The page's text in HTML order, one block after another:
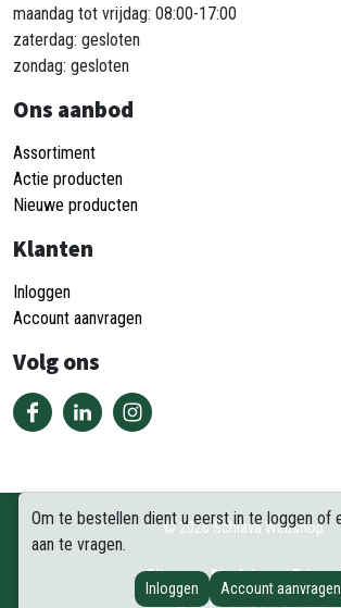
Om te bestellen dient u eerst in te loggen of
aan te vragen.
Inloggen Account aanvragen
maandag tot vrijdag: 08:00-17:00
zaterdag: gesloten
zondag: gesloten
Ons aanbod
Assortiment
Actie producten
Nieuwe producten
Klanten
Inloggen
Account aanvragen
Volg ons
©2026Schiava Webshop
Sitemap Disclaimer Privacy